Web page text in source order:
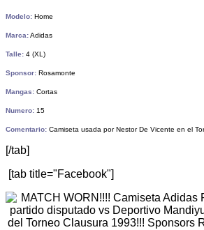
Modelo: Home
Marca:Adidas
Talle: 4 (XL)
Sponsor: Rosamonte
Mangas: Cortas
Numero: 15
Comentario: Camiseta usada por Nestor De Vicente en el
[/tab]
[tab title="Facebook"]